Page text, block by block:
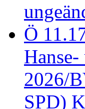
Ö
2026/
SPD)